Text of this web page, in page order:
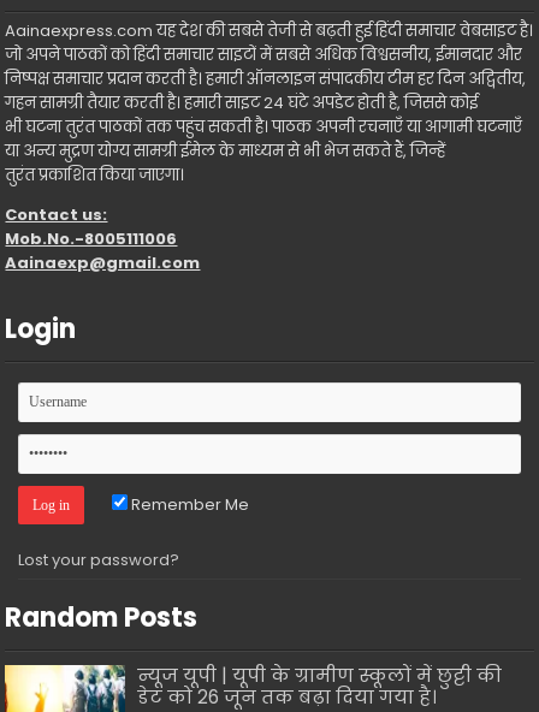
Aainaexpress.com यह देश की सबसे तेजी से बढ़ती हुई हिंदी समाचार वेबसाइट है।
जो अपने पाठकों को हिंदी समाचार साइटों में सबसे अधिक विश्वसनीय, ईमानदार और
निष्पक्ष समाचार प्रदान करती है। हमारी ऑनलाइन संपादकीय टीम हर दिन अद्वितीय,
गहन सामग्री तैयार करती है। हमारी साइट 24 घंटे अपडेट होती है, जिससे कोई
भी घटना तुरंत पाठकों तक पहुंच सकती है। पाठक अपनी रचनाएँ या आगामी घटनाएँ
या अन्य मुद्रण योग्य सामग्री ईमेल के माध्यम से भी भेज सकते हैं, जिन्हें
तुरंत प्रकाशित किया जाएगा।
Contact us:
Mob.No.-8005111006
Aainaexp@gmail.com
Login
Remember Me
Lost your password?
Random Posts
न्यूज यूपी | यूपी के ग्रामीण स्कूलों में छुट्टी की
डेट को 26 जून तक बढ़ा दिया गया है।